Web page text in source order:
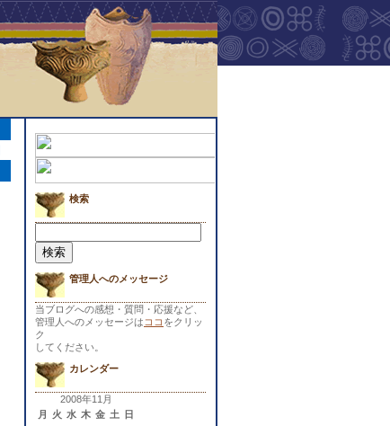
検索
索:
管理人へのメッセージ
当ブログへの感想・質問・応援など、
管理人へのメッセージは ココ をクリッ
ク
してください。
カレンダー
2008年11月
月
火 水 木 金 土
日